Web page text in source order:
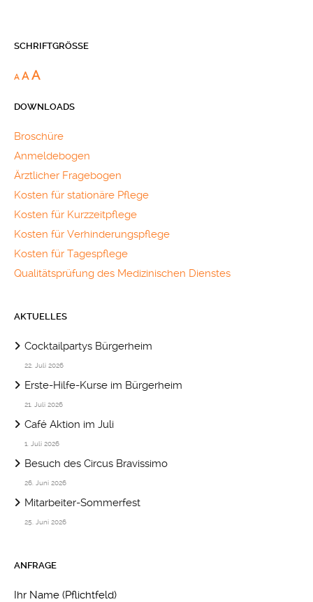
SCHRIFTGRÖSSE
A A A
DOWNLOADS
Broschüre
Anmeldebogen
Ärztlicher Fragebogen
Kosten für stationäre Pflege
Kosten für Kurzzeitpflege
Kosten für Verhinderungspflege
Kosten für Tagespflege
Qualitätsprüfung des Medizinischen Dienstes
AKTUELLES
Cocktailpartys Bürgerheim
22. Juli 2026
Erste-Hilfe-Kurse im Bürgerheim
21. Juli 2026
Café Aktion im Juli
1. Juli 2026
Besuch des Circus Bravissimo
26. Juni 2026
Mitarbeiter-Sommerfest
25. Juni 2026
ANFRAGE
Ihr Name (Pflichtfeld)